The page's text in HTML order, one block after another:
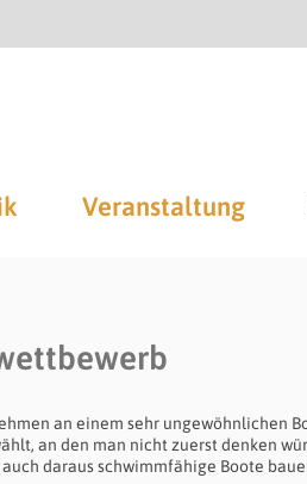
Veranstaltung
an einem sehr ungewöhnlichen
an den man nicht zuerst denken
daraus schwimmfähige Boote